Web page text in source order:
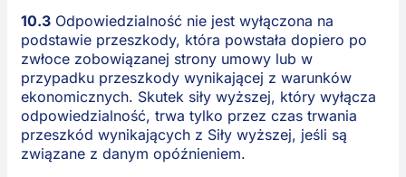
10.3Odpowiedzialność nie jest wyłączona na
podstawie przeszkody, która powstała dopiero po
zwłoce zobowiązanej strony umowy lub w
przypadku przeszkody wynikającej z warunków
ekonomicznych. Skutek siły wyższej, który wyłącza
odpowiedzialność, trwa tylko przez czas trwania
przeszkód wynikających z Siły wyższej, jeśli są
związane z danym opóźnieniem.